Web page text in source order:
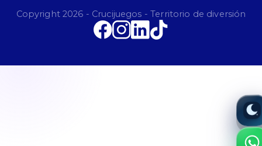
Copyright 2026 - Crucijuegos - Territorio de diversión